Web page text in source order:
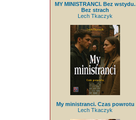
MY MINISTRANCI. Bez wstydu.
Bez strach
Lech Tkaczyk
My ministranci. Czas powrotu
Lech Tkaczyk